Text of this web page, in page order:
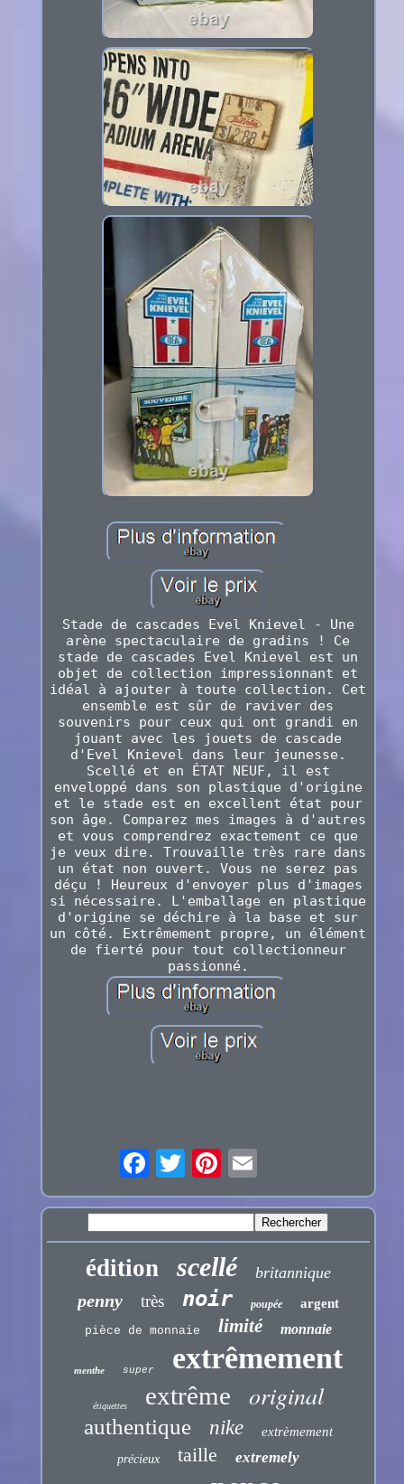
Stade de cascades Evel Knievel - Une
arène spectaculaire de gradins ! Ce
stade de cascades Evel Knievel est un
objet de collection impressionnant et
idéal à ajouter à toute collection. Cet
ensemble est sûr de raviver des
souvenirs pour ceux qui ont grandi en
jouant avec les jouets de cascade
d'Evel Knievel dans leur jeunesse.
Scellé et en ÉTAT NEUF, il est
enveloppé dans son plastique d'origine
et le stade est en excellent état pour
son âge. Comparez mes images à d'autres
et vous comprendrez exactement ce que
je veux dire. Trouvaille très rare dans
un état non ouvert. Vous ne serez pas
déçu ! Heureux d'envoyer plus d'images
si nécessaire. L'emballage en plastique
d'origine se déchire à la base et sur
un côté. Extrêmement propre, un élément
de fierté pour tout collectionneur
passionné.
édition scellé britannique
penny très noir poupée argent
pièce de monnaie limité monnaie
menthe super extrêmement
étiquettes extrême original
authentique nike extrèmement
précieux taille extremely